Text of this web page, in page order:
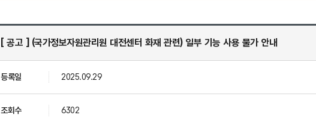
[ 공고 ] (국가정보자원관리원 대전센터 화재 관련) 일부 기능 사용 불가 안내
등록일 2025.09.29
조회수 6302